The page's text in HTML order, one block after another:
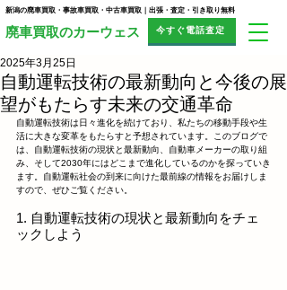
今すぐ電話査定
​廃車買取のカーウェス
新潟の廃車買取・事故車買取・中古車買取｜出張・査定・引き取り無料
自動運転技術の最新動向と今後の展
望がもたらす未来の交通革命
2025年3月25日
自動運転技術は日々進化を続けており、私たちの移動手段や生
活に大きな変革をもたらすと予想されています。このブログで
は、自動運転技術の現状と最新動向、自動車メーカーの取り組
み、そして2030年にはどこまで進化しているのかを探っていき
ます。自動運転社会の到来に向けた最前線の情報をお届けしま
すので、ぜひご覧ください。
1. 自動運転技術の現状と最新動向をチェ
ックしよう